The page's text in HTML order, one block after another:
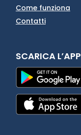
Come funziona
Contatti
SCARICA L’APP